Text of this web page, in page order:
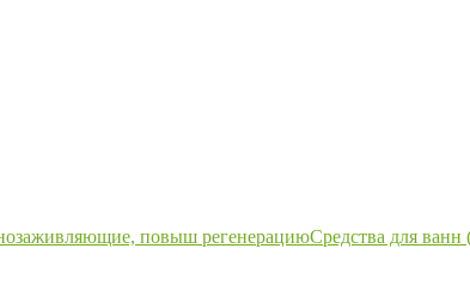
повыш регенерациюСредства для ванн